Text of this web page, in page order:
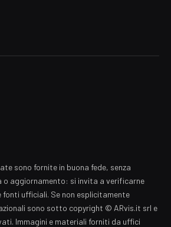
sono fornite in buona fede, senza
o aggiornamento: si invita a verificarne
ufficiali. Se non esplicitamente
sono sotto copyright © ARvis.it srl e
Immagini e materiali forniti da uffici